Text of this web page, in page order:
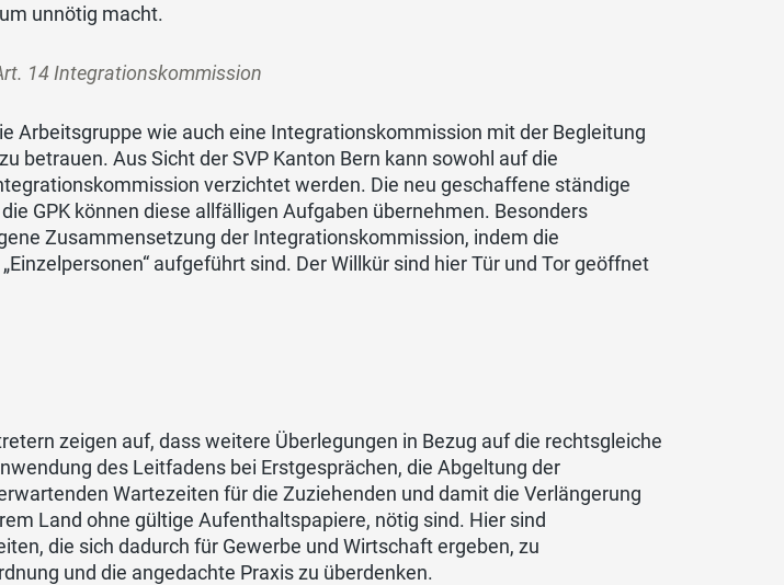
unnötig macht.
14 Integrationskommission
Arbeitsgruppe wie auch eine Integrationskommission mit der Begleitung
betrauen. Aus Sicht der SVP Kanton Bern kann sowohl auf die
verzichtet werden. Die neu geschaffene ständige
GPK können diese allfälligen Aufgaben übernehmen. Besonders
Zusammensetzung der Integrationskommission, indem die
aufgeführt sind. Der Willkür sind hier Tür und Tor geöffnet
zeigen auf, dass weitere Überlegungen in Bezug auf die rechtsgleiche
des Leitfadens bei Erstgesprächen, die Abgeltung der
Wartezeiten für die Zuziehenden und damit die Verlängerung
Land ohne gültige Aufenthaltspapiere, nötig sind. Hier sind
die sich dadurch für Gewerbe und Wirtschaft ergeben, zu
und die angedachte Praxis zu überdenken.